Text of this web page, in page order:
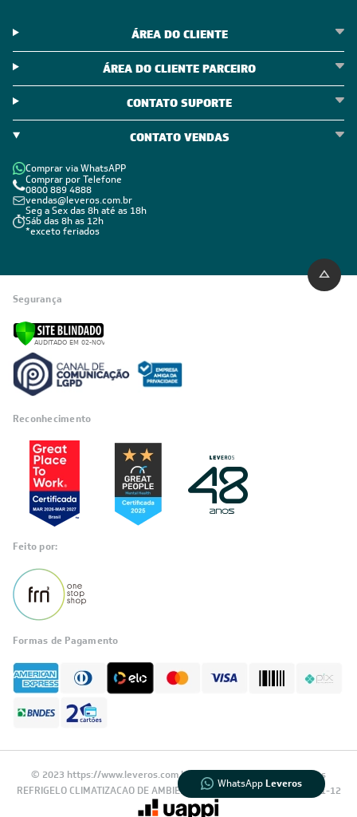
ÁREA DO CLIENTE
ÁREA DO CLIENTE PARCEIRO
CONTATO SUPORTE
CONTATO VENDAS
Comprar via WhatsAPP
Comprar por Telefone
0800 889 4888
vendas@leveros.com.br
Seg a Sex das 8h até as 18h
Sáb das 8h as 12h
*exceto feriados
Segurança
Reconhecimento
Feito por:
Formas de Pagamento
© 2023 https://www.leveros.com.br Todos os diretitos reservados
REFRIGELO CLIMATIZACAO DE AMBIENTES S.A. CNPJ: 61.502.324/0001-12
WhatsAppLeveros
Fale com a LIA